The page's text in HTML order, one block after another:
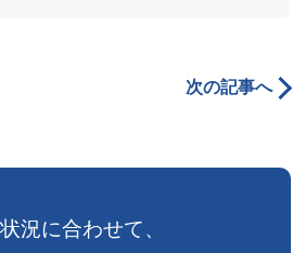
次の記事へ
況に合わせて、